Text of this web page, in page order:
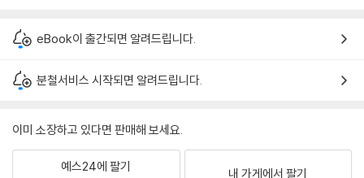
eBook이 출간되면 알려드립니다.
분철서비스 시작되면 알려드립니다.
이미 소장하고 있다면 판매해 보세요.
예스24에 팔기 내 가게에서 팔기